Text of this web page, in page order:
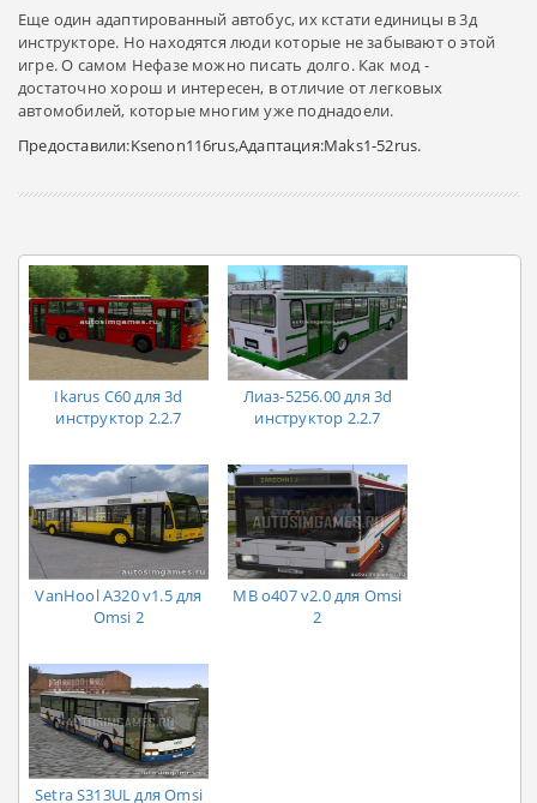
Еще один адаптированный автобус, их кстати единицы в 3д
инструкторе. Но находятся люди которые не забывают о этой
игре. О самом Нефазе можно писать долго. Как мод -
достаточно хорош и интересен, в отличие от легковых
автомобилей, которые многим уже поднадоели.
Предоставили:Ksenon116rus,Адаптация:Maks1-52rus.
Ikarus C60 для 3d
инструктор 2.2.7
Лиаз-5256.00 для 3d
инструктор 2.2.7
VanHool A320 v1.5 для
Omsi 2
MB o407 v2.0 для Omsi
2
Setra S313UL для Omsi